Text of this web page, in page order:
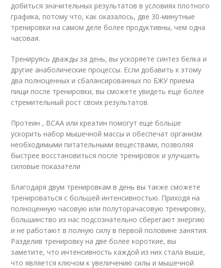
добиться значительных результатов в условиях плотного
графика, потому что, как оказалось, две 30-минутные
тренировки на самом деле более продуктивны, чем одна
часовая.
Тренируясь дважды за день, вы ускоряете синтез белка и
другие анаболические процессы. Если добавить к этому
два полноценных и сбалансированных по БЖУ приема
пищи после тренировки, вы сможете увидеть еще более
стремительный рост своих результатов.
Протеин , ВСАА или креатин помогут еще больше
ускорить набор мышечной массы и обеспечат организм
необходимыми питательными веществами, позволяя
быстрее восстановиться после тренировок и улучшить
силовые показатели
Благодаря двум тренировкам в день вы также сможете
тренироваться с большей интенсивностью. Приходя на
полноценную часовую или полуторачасовую тренировку,
большинство из нас подсознательно сберегают энергию
и не работают в полную силу в первой половине занятия.
Разделив тренировку на две более короткие, вы
заметите, что интенсивность каждой из них стала выше,
что является ключом к увеличению силы и мышечной